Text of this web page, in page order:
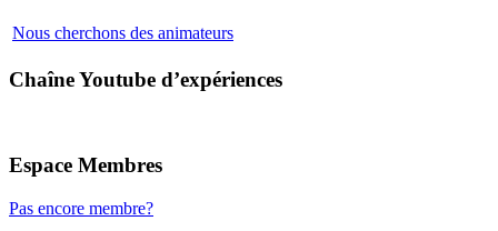
Nous cherchons des animateurs
Chaîne Youtube d’expériences
Espace Membres
Pas encore membre?